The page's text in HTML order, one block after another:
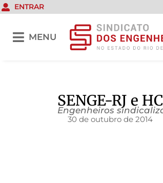
ENTRAR
MENU
SENGE-RJ e
Engenheiros
30 de outubro de 2014